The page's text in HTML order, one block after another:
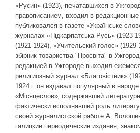
«Русин» (1923), печатавшихся в
правописанием, входил в
публиковался в газете «Українське
журналах «Підкарпатська Русь» (1923-
(1921-1924), «Учительский голос»
збірник товариства "Просвіта" в
редакцией в Ужгороде выходил
религиозный журнал «Благовістник»
1924 г. он издавал популярный в
«Місяцеслов», содержавший
фактически исполнявший роль
своей журналистской работе А.
галицкие периодические издания,